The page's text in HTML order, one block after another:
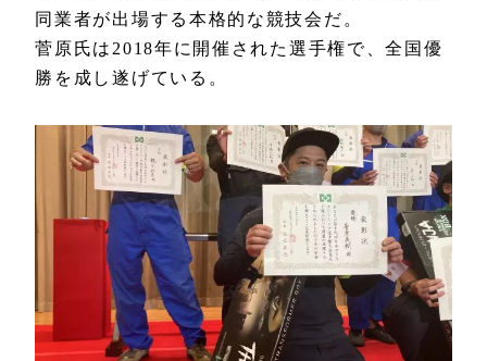
同業者が出場する本格的な競技会だ。
菅原氏は2018年に開催された選手権で、全国優
勝を成し遂げている。